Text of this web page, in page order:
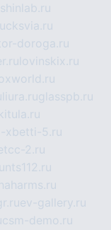
doroga.ru
lovinskix.ru
liura.ruglasspb.ru
xbetti-5.ru
2.ru
ev-gallery.ru
csm-demo.ru